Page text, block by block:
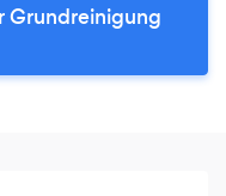
Grundreinigung